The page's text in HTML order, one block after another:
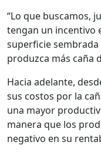
“Lo que buscamos,
tengan un incentivo
superficie
produzca más caña
Hacia adelante,
sus costos por la
una mayor
manera que los
negativo en su